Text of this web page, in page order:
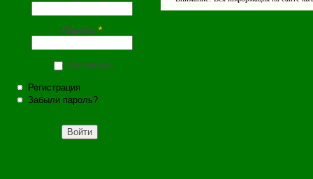
Пароль *
Запомнить
Регистрация
Забыли пароль?